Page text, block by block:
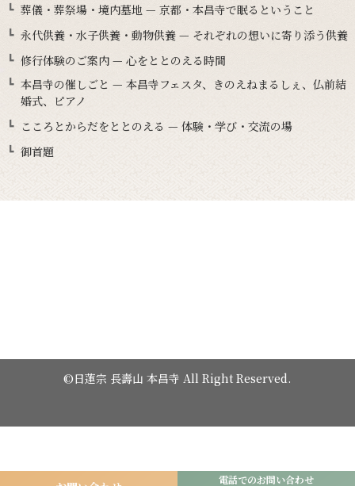
電話でのお問い合わせ
葬儀・葬祭場・境内墓地 — 京都・本昌寺で眠るということ
永代供養・水子供養・動物供養 — それぞれの想いに寄り添う供養
修行体験のご案内 — 心をととのえる時間
本昌寺の催しごと — 本昌寺フェスタ、きのえねまるしぇ、仏前結
婚式、ピアノ
こころとからだをととのえる — 体験・学び・交流の場
御首題
©日蓮宗 長壽山 本昌寺 All Right Reserved.